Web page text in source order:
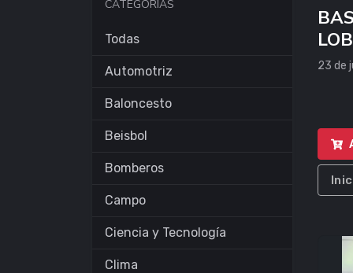
CATEGORÍAS
Todas
Automotriz
Baloncesto
Beisbol
Bomberos
Campo
Ciencia y Tecnología
Clima
VS
23 de